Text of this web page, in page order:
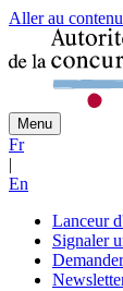
Aller au
Menu
Fr
|
En
Lanceur
Signaler